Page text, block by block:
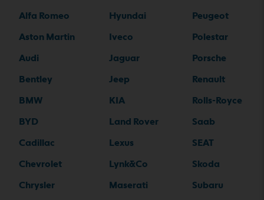
Alfa Romeo
Aston Martin
Audi
Bentley
BMW
BYD
Cadillac
Chevrolet
Chrysler
Hyundai
Iveco
Jaguar
Jeep
KIA
Land Rover
Lexus
Lynk&Co
Maserati
Peugeot
Polestar
Porsche
Renault
Rolls-Royce
Saab
SEAT
Skoda
Subaru